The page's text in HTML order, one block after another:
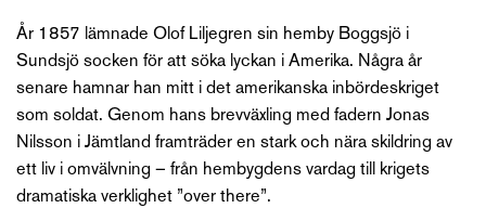
År 1857 lämnade Olof Liljegren sin hemby Boggsjö i
Sundsjö socken för att söka lyckan i Amerika. Några år
senare hamnar han mitt i det amerikanska inbördeskriget
som soldat. Genom hans brevväxling med fadern Jonas
Nilsson i Jämtland framträder en stark och nära skildring av
ett liv i omvälvning – från hembygdens vardag till krigets
dramatiska verklighet ”over there”.